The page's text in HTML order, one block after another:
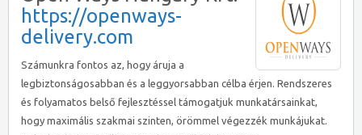
https://openways-
delivery.com
Számunkra fontos az, hogy áruja a
legbiztonságosabban és a leggyorsabban célba érjen. Rendszeres
és folyamatos belső fejlesztéssel támogatjuk munkatársainkat,
hogy maximális szakmai szinten, örömmel végezzék munkájukat.